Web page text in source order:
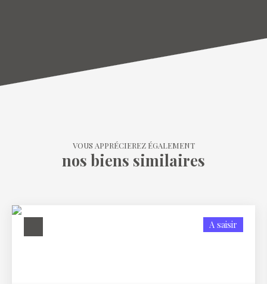
VOUS APPRÉCIEREZ ÉGALEMENT
nos biens similaires
A saisir